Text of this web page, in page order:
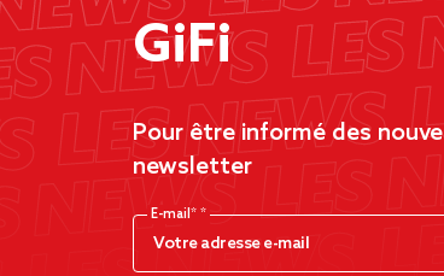
GiFi
Pour être informé des
newsletter
E-mail*